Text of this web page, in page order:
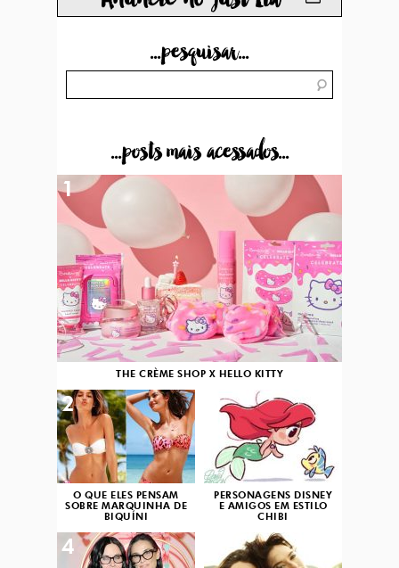
...pesquisar...
...posts mais acessados...
THE CRÈME SHOP X HELLO KITTY
1
O QUE ELES PENSAM
SOBRE MARQUINHA DE
BIQUÍNI
2
PERSONAGENS DISNEY
E AMIGOS EM ESTILO
CHIBI
3
4